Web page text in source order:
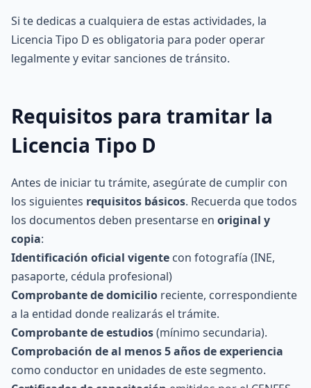
Si te dedicas a cualquiera de estas actividades, la
Licencia Tipo D es obligatoria para poder operar
legalmente y evitar sanciones de tránsito.
Requisitos para tramitar la
Licencia Tipo D
Antes de iniciar tu trámite, asegúrate de cumplir con
los siguientes requisitos básicos. Recuerda que todos
los documentos deben presentarse en original y
copia:
Identificación oficial vigente con fotografía (INE,
pasaporte, cédula profesional)
Comprobante de domicilio reciente, correspondiente
a la entidad donde realizarás el trámite.
Comprobante de estudios(mínimo secundaria).
Comprobación de al menos 5 años de experiencia
como conductor en unidades de este segmento.